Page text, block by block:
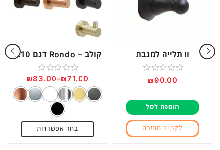
וו תלייה למגבת
דורג
מתוך
5
₪90.00
הוספה לסל
לקנייה מהירה
קולב – Rondo דגם RO10
דורג
0
מתוך
₪71.00
–
₪83.00
בחר אפשרויות